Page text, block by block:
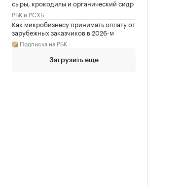
сыры, крокодилы и органический сидр
РБК и РСХБ
Как микробизнесу принимать оплату от
зарубежных заказчиков в 2026-м
Подписка на РБК
Загрузить еще